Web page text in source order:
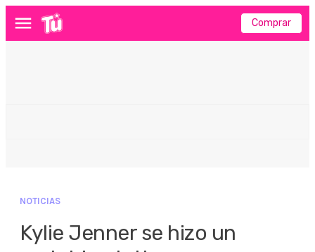
Menú Comprar
NOTICIAS
Kylie Jenner se hizo un